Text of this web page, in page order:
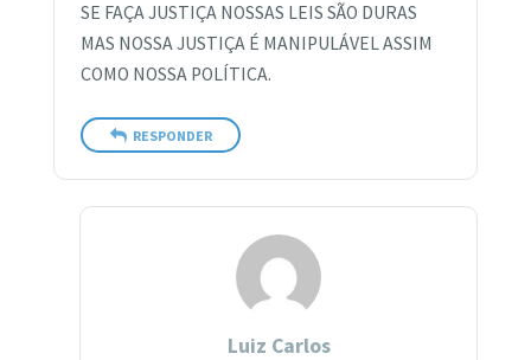
SE FAÇA JUSTIÇA NOSSAS LEIS SÃO DURAS
MAS NOSSA JUSTIÇA É MANIPULÁVEL ASSIM
COMO NOSSA POLÍTICA.
RESPONDER
Luiz Carlos